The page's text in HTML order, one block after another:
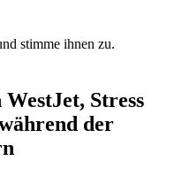
stimme ihnen zu.
Stress
der